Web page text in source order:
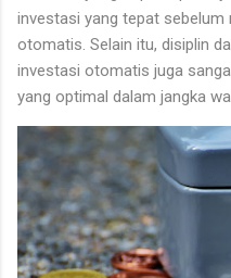
investasi yang tepat
otomatis. Selain itu, disiplin
investasi otomatis juga
yang optimal dalam jangka